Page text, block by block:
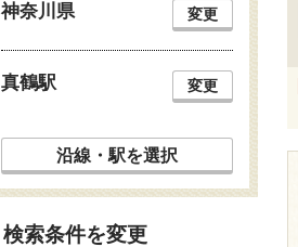
神奈川県 変更
真鶴駅 変更
沿線・駅を選択
検索条件を変更